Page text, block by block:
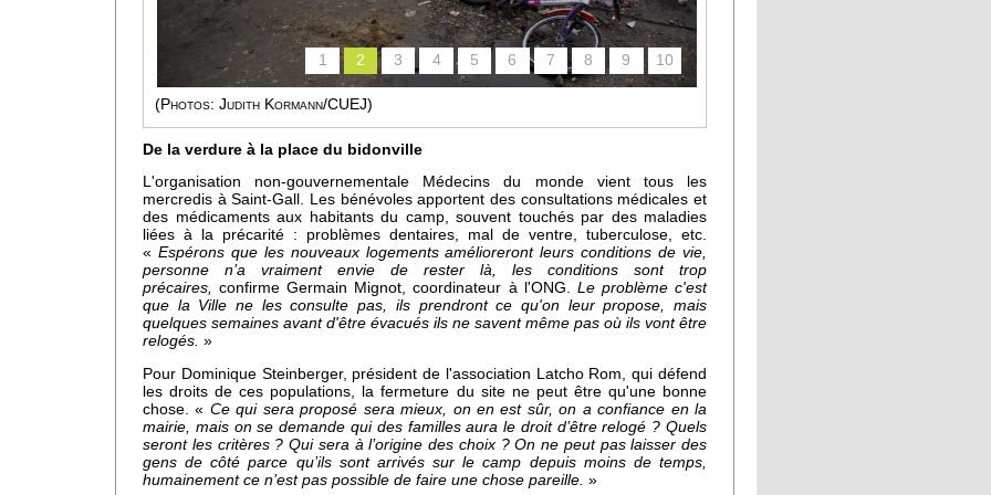
1 2 3 4 5 6 7 8 9 10
(Photos: Judith Kormann/CUEJ)
De la verdure à la place du bidonville
L'organisation non-gouvernementale Médecins du monde vient tous les
mercredis à Saint-Gall. Les bénévoles apportent des consultations médicales et
des médicaments aux habitants du camp, souvent touchés par des maladies
liées à la précarité : problèmes dentaires, mal de ventre, tuberculose, etc.
« Espérons que les nouveaux logements amélioreront leurs conditions de vie,
personne n’a vraiment envie de rester là, les conditions sont trop
précaires, confirme Germain Mignot, coordinateur à l'ONG. Le problème c'est
que la Ville ne les consulte pas, ils prendront ce qu'on leur propose, mais
quelques semaines avant d'être évacués ils ne savent même pas où ils vont être
relogés. »
Pour Dominique Steinberger, président de l'association Latcho Rom, qui défend
les droits de ces populations, la fermeture du site ne peut être qu'une bonne
chose. « Ce qui sera proposé sera mieux, on en est sûr, on a confiance en la
mairie, mais on se demande qui des familles aura le droit d’être relogé ? Quels
seront les critères ? Qui sera à l’origine des choix ? On ne peut pas laisser des
gens de côté parce qu’ils sont arrivés sur le camp depuis moins de temps,
humainement ce n’est pas possible de faire une chose pareille. »